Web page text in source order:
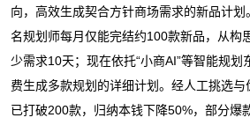
向，高效生成契合方针商场需求的新品计划
名规划师每月仅能完结约100款新品，从构
少需求10天；现在依托“小商AI”等智能规
费生成多款规划的详细计划。经人工挑选
已打破200款，归纳本钱下降50%，部分爆